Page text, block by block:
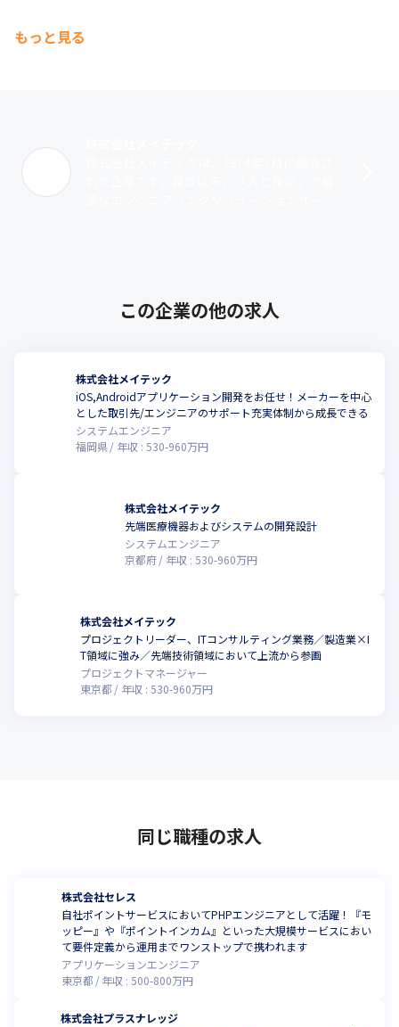
もっと見る
この企業の他の求人
株式会社メイテック
iOS,Androidアプリケーション開発をお任せ！メーカーを中心
とした取引先/エンジニアのサポート充実体制から成長できる
システムエンジニア
福岡県
年収 : 530-960万円
株式会社メイテック
先端医療機器およびシステムの開発設計
システムエンジニア
京都府
年収 : 530-960万円
株式会社メイテック
プロジェクトリーダー、ITコンサルティング業務／製造業×I
T領域に強み／先端技術領域において上流から参画
プロジェクトマネージャー
東京都
年収 : 530-960万円
同じ職種の求人
株式会社セレス
自社ポイントサービスにおいてPHPエンジニアとして活躍！『モ
ッピー』や『ポイントインカム』といった大規模サービスにおい
て要件定義から運用までワンストップで携われます
アプリケーションエンジニア
東京都
年収 :500-800万円
株式会社プラスナレッジ